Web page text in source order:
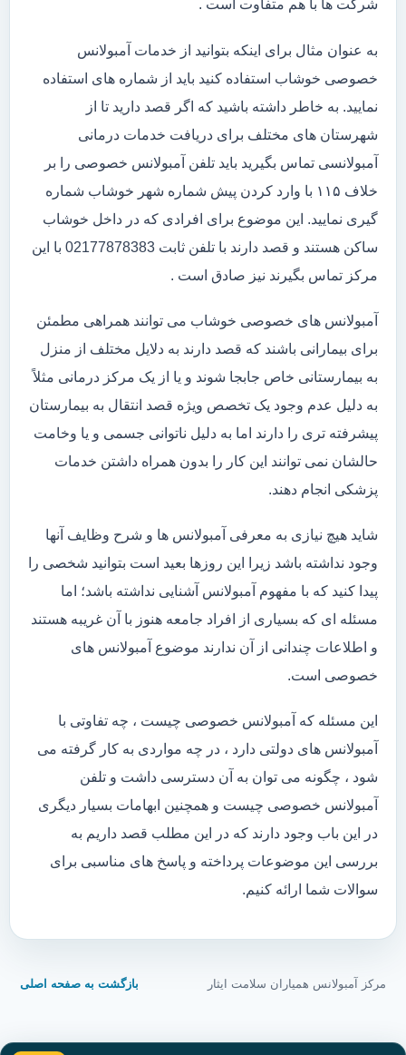
شرکت ها با هم متفاوت است .
به عنوان مثال برای اینکه بتوانید از خدمات آمبولانس
خصوصی خوشاب استفاده کنید باید از شماره های استفاده
نمایید. به خاطر داشته باشید که اگر قصد دارید تا از
شهرستان های مختلف برای دریافت خدمات درمانی
آمبولانسی تماس بگیرید باید تلفن آمبولانس خصوصی را بر
خلاف ۱۱۵ با وارد کردن پیش شماره شهر خوشاب شماره
گیری نمایید. این موضوع برای افرادی که در داخل خوشاب
ساکن هستند و قصد دارند با تلفن ثابت 02177878383 با این
مرکز تماس بگیرند نیز صادق است .
آمبولانس های خصوصی خوشاب می توانند همراهی مطمئن
برای بیمارانی باشند که قصد دارند به دلایل مختلف از منزل
به بیمارستانی خاص جابجا شوند و یا از یک مرکز درمانی مثلاً
به دلیل عدم وجود یک تخصص ویژه قصد انتقال به بیمارستان
پیشرفته تری را دارند اما به دلیل ناتوانی جسمی و یا وخامت
حالشان نمی توانند این کار را بدون همراه داشتن خدمات
پزشکی انجام دهند.
شاید هیچ نیازی به معرفی آمبولانس ها و شرح وظایف آنها
وجود نداشته باشد زیرا این روزها بعید است بتوانید شخصی را
پیدا کنید که با مفهوم آمبولانس آشنایی نداشته باشد؛ اما
مسئله ای که بسیاری از افراد جامعه هنوز با آن غریبه هستند
و اطلاعات چندانی از آن ندارند موضوع آمبولانس های
خصوصی است.
این مسئله که آمبولانس خصوصی چیست ، چه تفاوتی با
آمبولانس های دولتی دارد ، در چه مواردی به کار گرفته می
شود ، چگونه می توان به آن دسترسی داشت و تلفن
آمبولانس خصوصی چیست و همچنین ابهامات بسیار دیگری
در این باب وجود دارند که در این مطلب قصد داریم به
بررسی این موضوعات پرداخته و پاسخ های مناسبی برای
سوالات شما ارائه کنیم.
مرکز آمبولانس همیاران سلامت ایثار بازگشت به صفحه اصلی